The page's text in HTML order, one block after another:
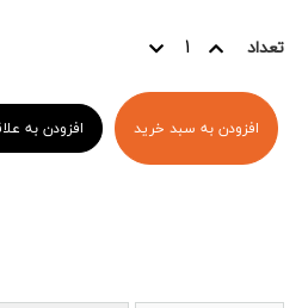
تعداد
افزودن به سبد خرید افزودن به